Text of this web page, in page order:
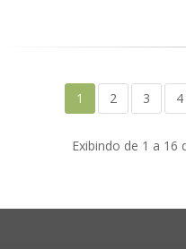
1 2 3 4
Exibindo de 1 a 16